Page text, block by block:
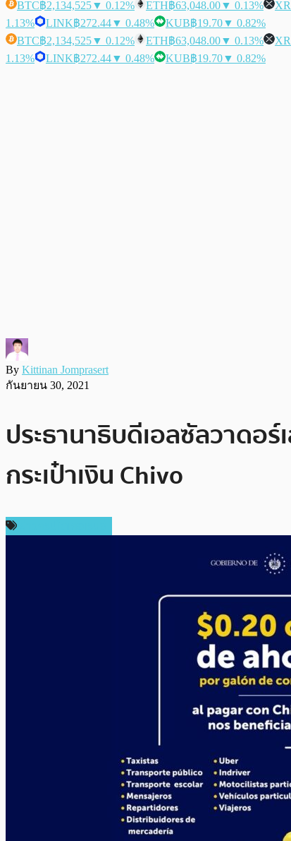
BTC฿2,134,525▼ 0.12% ETH฿63,048.00▼ 0.13%
1.13%
LINK฿272.44▼ 0.48% KUB฿19.70▼ 0.82%
BTC฿2,134,525▼ 0.12% ETH฿63,048.00▼ 0.13%
1.13%
LINK฿272.44▼ 0.48% KUB฿19.70▼ 0.82%
By Kittinan Jomprasert
กันยายน 30, 2021
ประธานาธิบดีเอลซัลวาดอ
กระเป๋าเงิน Chivo